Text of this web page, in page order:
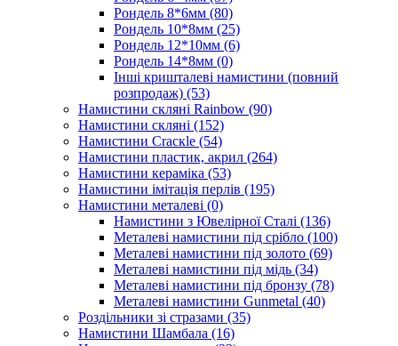
Рондель 8*6мм (80)
Рондель 10*8мм (25)
Рондель 12*10мм (6)
Рондель 14*8мм (0)
Інші кришталеві намистини (повний
розпродаж) (53)
Намистини скляні Rainbow (90)
Намистини скляні (152)
Намистини Cracкle (54)
Намистини пластик, акрил (264)
Намистини кераміка (53)
Намистини імітація перлів (195)
Намистини металеві (0)
Намистини з Ювелірної Сталі (136)
Металеві намистини під срібло (100)
Металеві намистини під золото (69)
Металеві намистини під мідь (34)
Металеві намистини під бронзу (78)
Металеві намистини Gunmetal (40)
Роздільники зі стразами (35)
Намистини Шамбала (16)